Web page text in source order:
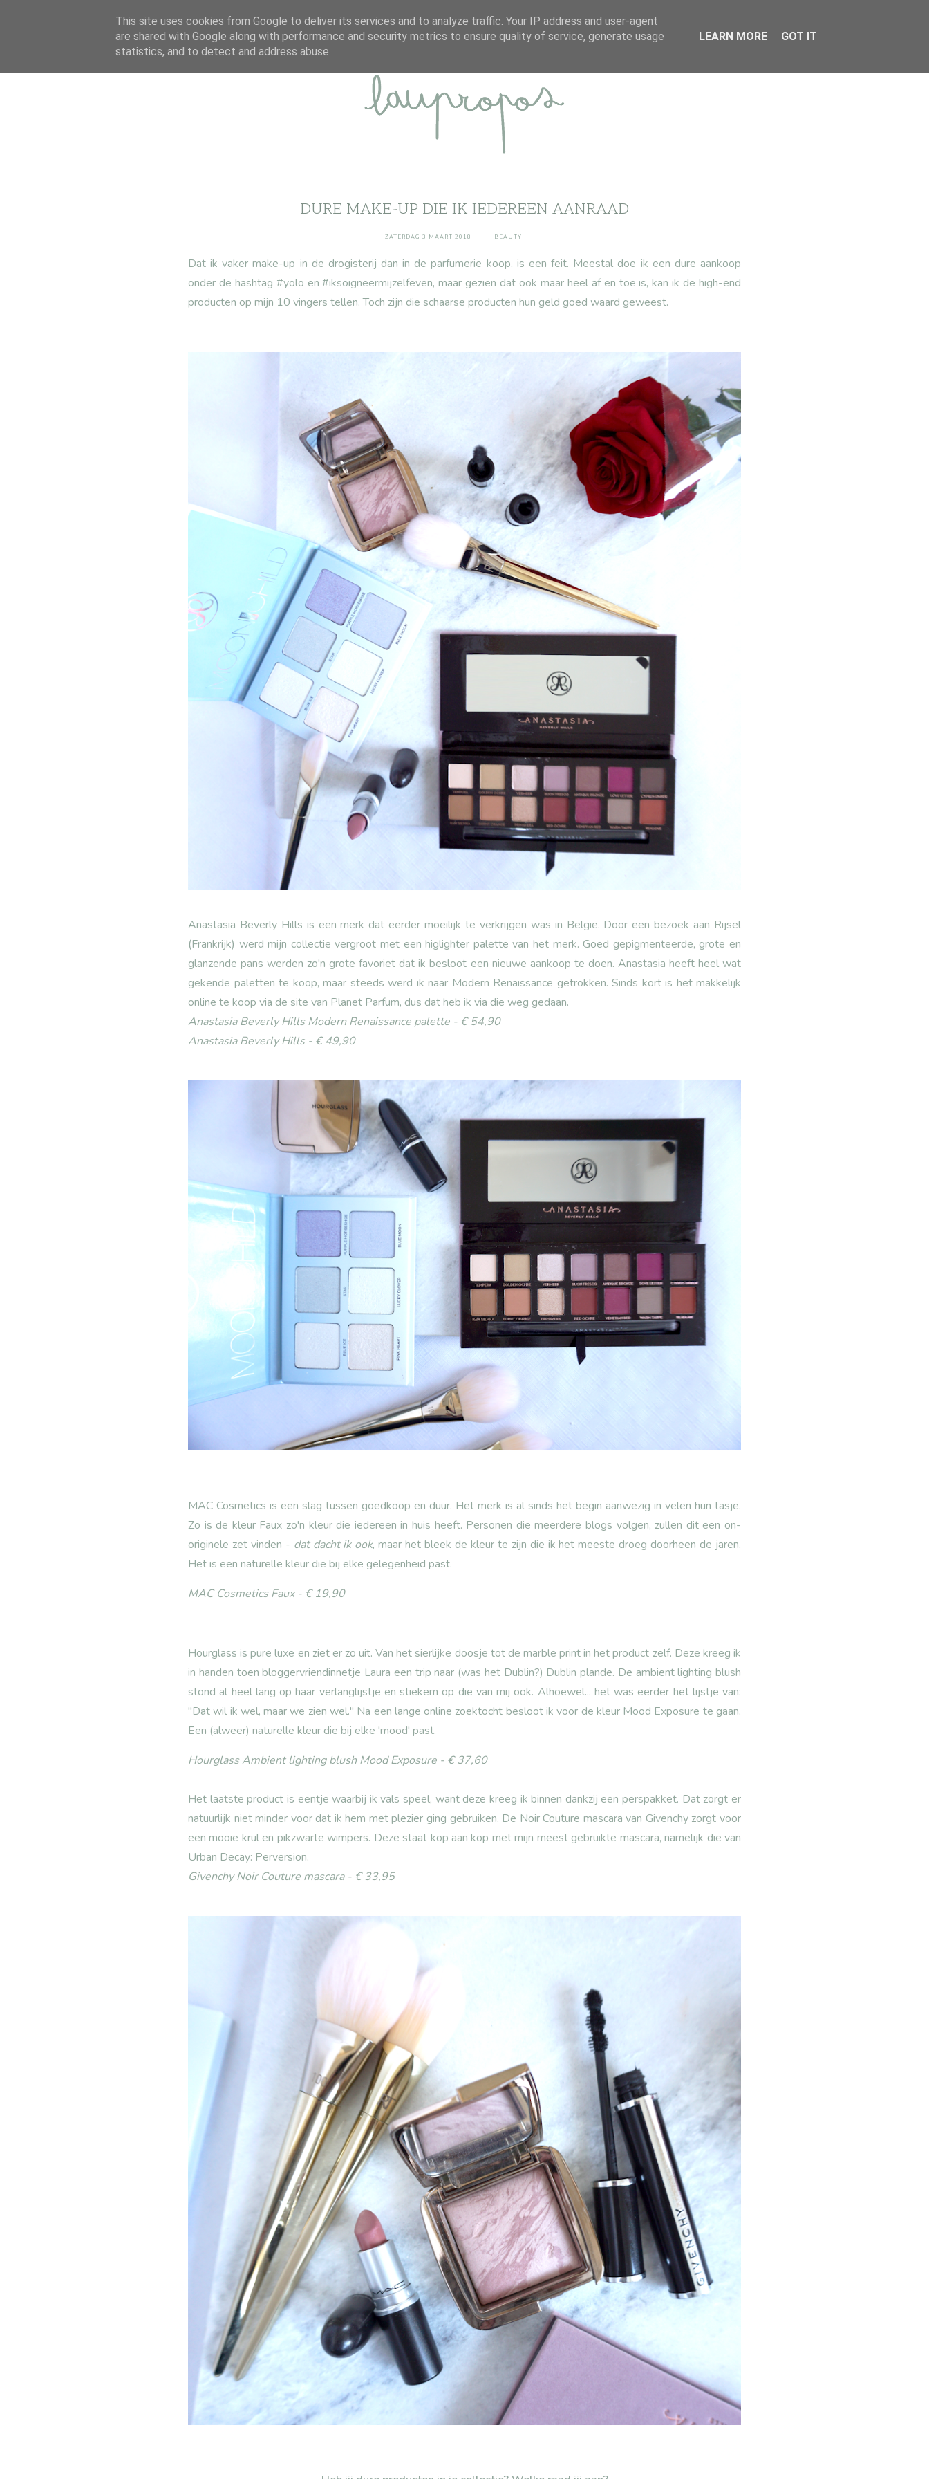
ABOUT DISCLAIMER CONTACT
DURE MAKE-UP DIE IK IEDEREEN AANRAAD
ZATERDAG 3 MAART 2018 BEAUTY
Dat ik vaker make-up in de drogisterij dan in de parfumerie koop, is een feit. Meestal doe ik een dure aankoop
onder de hashtag #yolo en #iksoigneermijzelfeven, maar gezien dat ook maar heel af en toe is, kan ik de high-end
producten op mijn 10 vingers tellen. Toch zijn die schaarse producten hun geld goed waard geweest.
Anastasia Beverly Hills is een merk dat eerder moeilijk te verkrijgen was in België. Door een bezoek aan Rijsel
(Frankrijk) werd mijn collectie vergroot met een higlighter palette van het merk. Goed gepigmenteerde, grote en
glanzende pans werden zo'n grote favoriet dat ik besloot een nieuwe aankoop te doen. Anastasia heeft heel wat
gekende paletten te koop, maar steeds werd ik naar Modern Renaissance getrokken. Sinds kort is het makkelijk
online te koop via de site van Planet Parfum, dus dat heb ik via die weg gedaan.
Anastasia Beverly Hills Modern Renaissance palette - € 54,90
Anastasia Beverly Hills - € 49,90
MAC Cosmetics is een slag tussen goedkoop en duur. Het merk is al sinds het begin aanwezig in velen hun tasje.
Zo is de kleur Faux zo'n kleur die iedereen in huis heeft. Personen die meerdere blogs volgen, zullen dit een on-
originele zet vinden - dat dacht ik ook, maar het bleek de kleur te zijn die ik het meeste droeg doorheen de jaren.
Het is een naturelle kleur die bij elke gelegenheid past.
MAC Cosmetics Faux - € 19,90
Hourglass is pure luxe en ziet er zo uit. Van het sierlijke doosje tot de marble print in het product zelf. Deze kreeg ik
in handen toen bloggervriendinnetje Laura een trip naar (was het Dublin?) Dublin plande. De ambient lighting blush
stond al heel lang op haar verlanglijstje en stiekem op die van mij ook. Alhoewel... het was eerder het lijstje van:
"Dat wil ik wel, maar we zien wel." Na een lange online zoektocht besloot ik voor de kleur Mood Exposure te gaan.
Een (alweer) naturelle kleur die bij elke 'mood' past.
Hourglass Ambient lighting blush Mood Exposure - € 37,60
Het laatste product is eentje waarbij ik vals speel, want deze kreeg ik binnen dankzij een perspakket. Dat zorgt er
natuurlijk niet minder voor dat ik hem met plezier ging gebruiken. De Noir Couture mascara van Givenchy zorgt voor
een mooie krul en pikzwarte wimpers. Deze staat kop aan kop met mijn meest gebruikte mascara, namelijk die van
Urban Decay: Perversion.
Givenchy Noir Couture mascara - € 33,95
This site uses cookies from Google to deliver its services and to analyze traffic. Your IP address and user-agent
are shared with Google along with performance and security metrics to ensure quality of service, generate usage
statistics, and to detect and address abuse.
LEARN MORE GOT IT